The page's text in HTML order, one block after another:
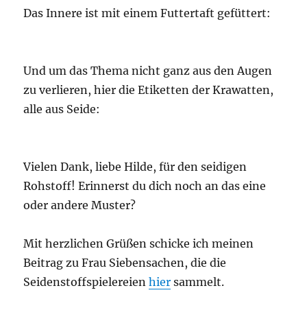
Das Innere ist mit einem Futtertaft gefüttert:
Und um das Thema nicht ganz aus den Augen
zu verlieren, hier die Etiketten der Krawatten,
alle aus Seide:
Vielen Dank, liebe Hilde, für den seidigen
Rohstoff! Erinnerst du dich noch an das eine
oder andere Muster?
Mit herzlichen Grüßen schicke ich meinen
Beitrag zu Frau Siebensachen, die die
Seidenstoffspielereienhier sammelt.